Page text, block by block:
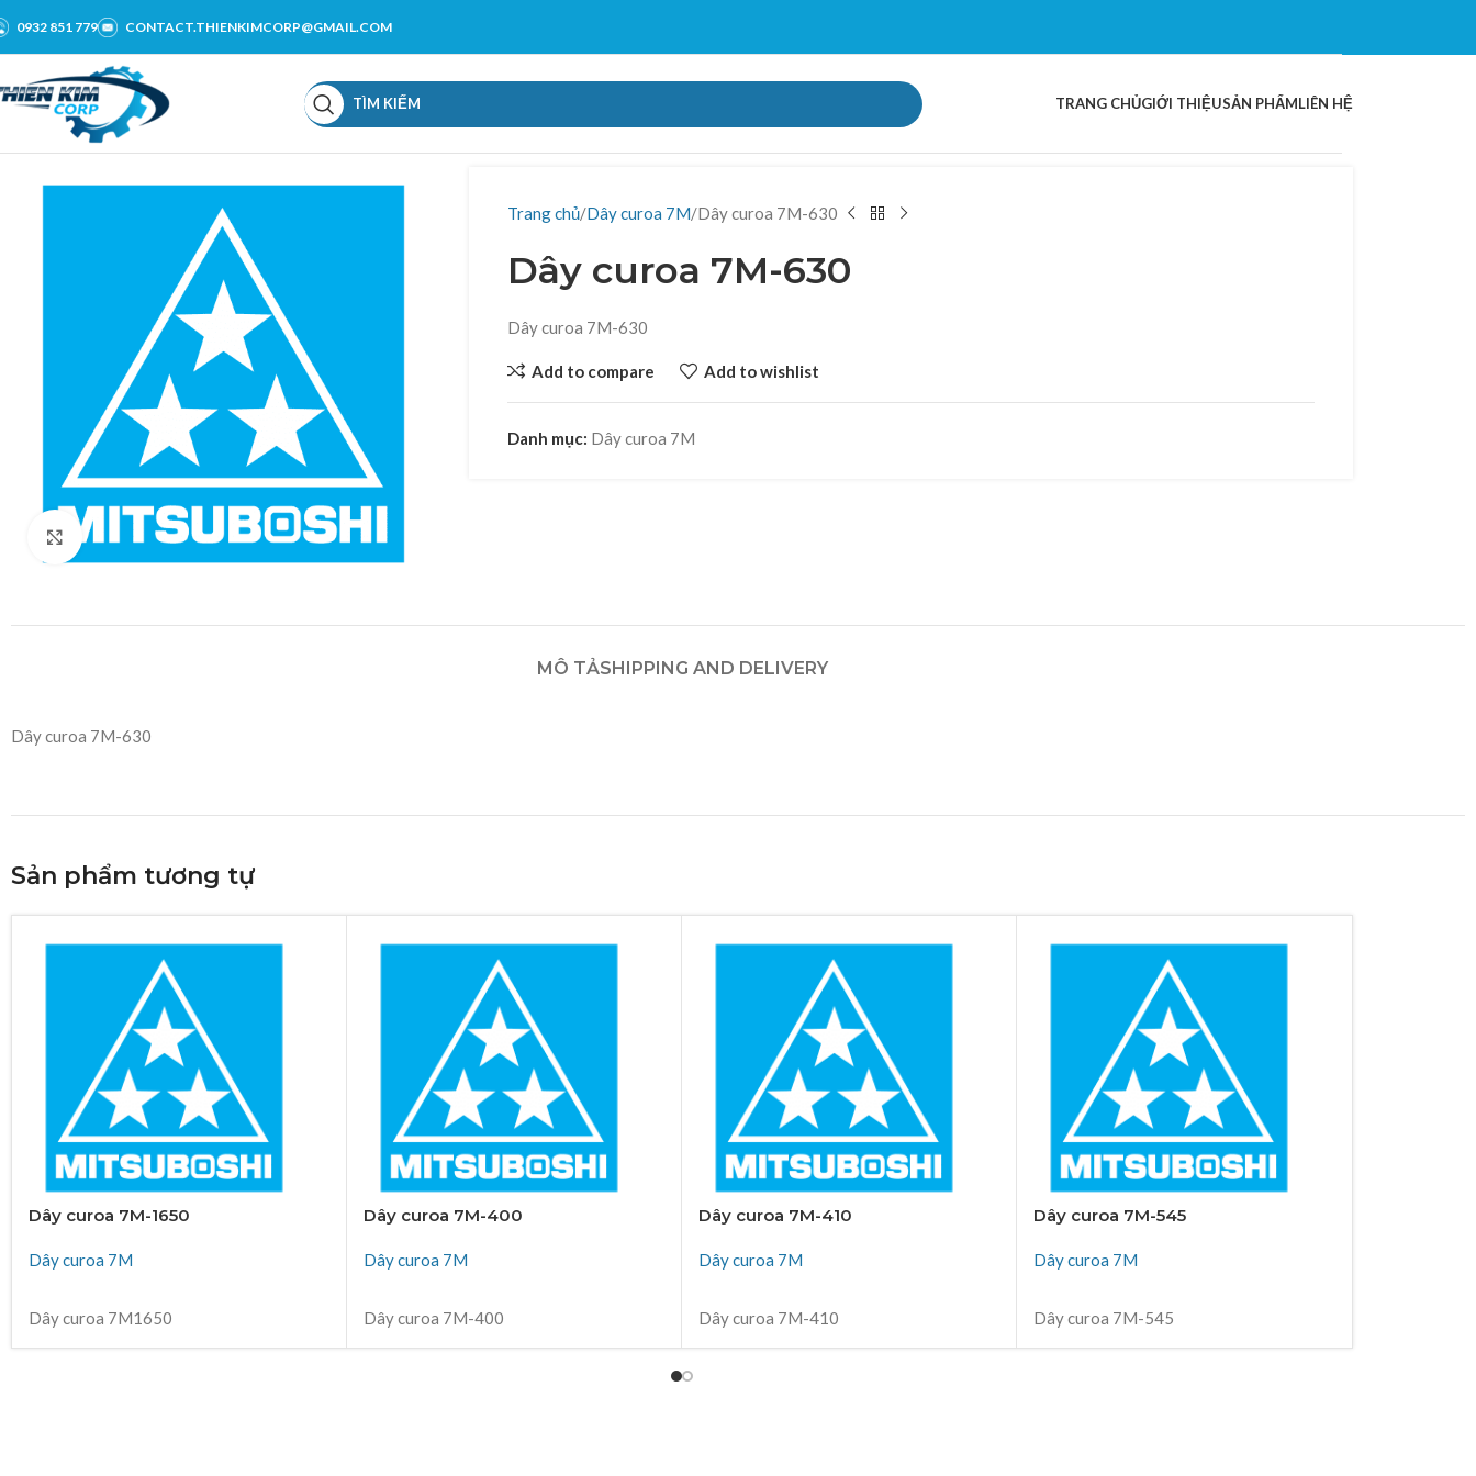
0932 851 779 CONTACT.THIENKIMCORP@GMAIL.COM
TÌM KIẾM TRANG CHỦGIỚI THIỆUSẢN PHẨMLIÊN HỆ
Click to enlarge
Trang chủ Dây curoa 7M Dây curoa 7M-630
Dây curoa 7M-630
Dây curoa 7M-630
Add to compare Add to wishlist
Danh mục: Dây curoa 7M
MÔ TẢSHIPPING AND DELIVERY
Dây curoa 7M-630
Sản phẩm tương tự
Dây curoa 7M-1650
Dây curoa 7M
Dây curoa 7M1650
Dây curoa 7M-400
Dây curoa 7M
Dây curoa 7M-400
Dây curoa 7M-410
Dây curoa 7M
Dây curoa 7M-410
Dây curoa 7M-545
Dây curoa 7M
Dây curoa 7M-545